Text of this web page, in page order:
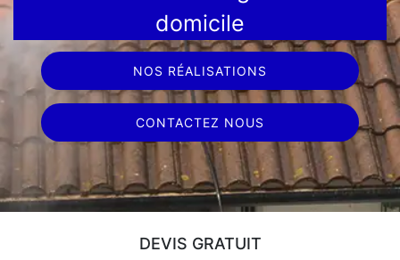
domicile
NOS RÉALISATIONS
CONTACTEZ NOUS
DEVIS GRATUIT